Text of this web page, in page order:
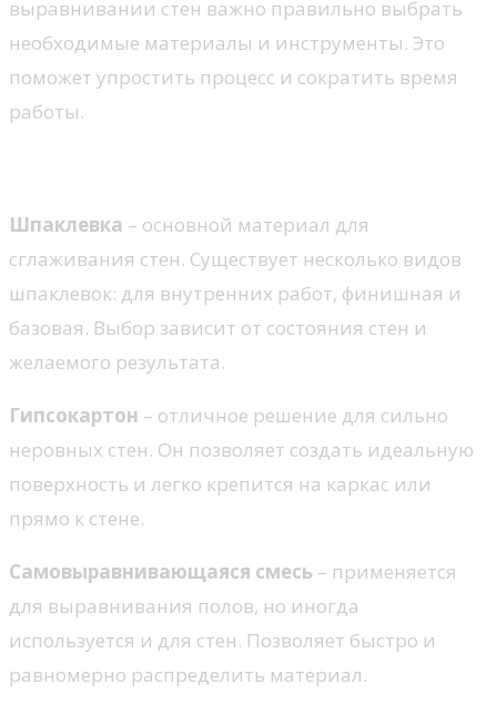
выравнивании стен важно правильно выбрать
необходимые материалы и инструменты. Это
поможет упростить процесс и сократить время
работы.
Шпаклевка – основной материал для
сглаживания стен. Существует несколько видов
шпаклевок: для внутренних работ, финишная и
базовая. Выбор зависит от состояния стен и
желаемого результата.
Гипсокартон – отличное решение для сильно
неровных стен. Он позволяет создать идеальную
поверхность и легко крепится на каркас или
прямо к стене.
Самовыравнивающаяся смесь – применяется
для выравнивания полов, но иногда
используется и для стен. Позволяет быстро и
равномерно распределить материал.